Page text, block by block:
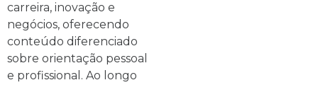
carreira, inovação e
negócios, oferecendo
conteúdo diferenciado
sobre orientação pessoal
e profissional. Ao longo